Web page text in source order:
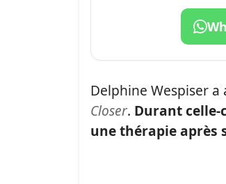
Delphine Wespiser
Closer. Durant celle-
une thérapie après